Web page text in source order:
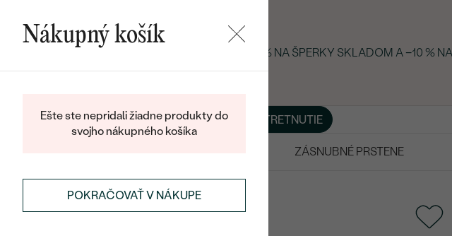
LETNÝ BLACK FRIDAY: −25 % NA ŠPERKY SKLADOM A −10 %
BLOGŠPERKY NA MIERU DOHODNÚŤ STRETNUTIE
ZÁSNUBNÉ PRSTENE
NÁUŠNICESTRIEBORNÉ NÁUŠNICE
Nákupný košík
Ešte ste nepridali žiadne produkty do
svojho nákupného košíka
POKRAČOVAŤ V NÁKUPE